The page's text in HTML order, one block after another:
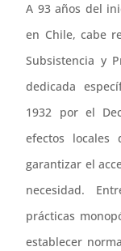
A 93 años del
en Chile, cabe
Subsistencia y
dedicada
1932 por el
efectos
garantizar el
necesidad.
prácticas
establecer